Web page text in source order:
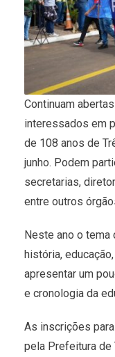
Continuam
interessados em
de 108 anos de
junho. Podem
secretarias,
entre outros
Neste ano o tema
história,
apresentar um
e cronologia da
As inscrições
pela Prefeitura de